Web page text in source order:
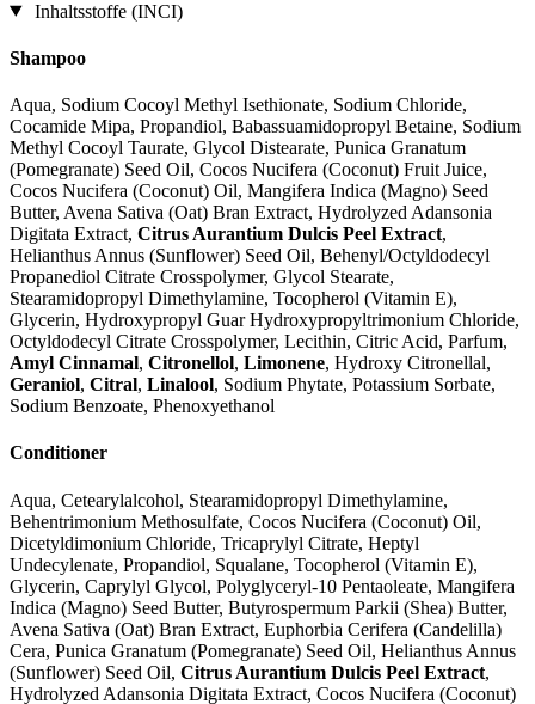
Inhaltsstoffe (INCI)
Shampoo
Aqua, Sodium Cocoyl Methyl Isethionate, Sodium Chloride,
Cocamide Mipa, Propandiol, Babassuamidopropyl Betaine, Sodium
Methyl Cocoyl Taurate, Glycol Distearate, Punica Granatum
(Pomegranate) Seed Oil, Cocos Nucifera (Coconut) Fruit Juice,
Cocos Nucifera (Coconut) Oil, Mangifera Indica (Magno) Seed
Butter, Avena Sativa (Oat) Bran Extract, Hydrolyzed Adansonia
Digitata Extract, Citrus Aurantium Dulcis Peel Extract,
Helianthus Annus (Sunflower) Seed Oil, Behenyl/Octyldodecyl
Propanediol Citrate Crosspolymer, Glycol Stearate,
Stearamidopropyl Dimethylamine, Tocopherol (Vitamin E),
Glycerin, Hydroxypropyl Guar Hydroxypropyltrimonium Chloride,
Octyldodecyl Citrate Crosspolymer, Lecithin, Citric Acid, Parfum,
Amyl Cinnamal, Citronellol, Limonene, Hydroxy Citronellal,
Geraniol, Citral, Linalool, Sodium Phytate, Potassium Sorbate,
Sodium Benzoate, Phenoxyethanol
Conditioner
Aqua, Cetearylalcohol, Stearamidopropyl Dimethylamine,
Behentrimonium Methosulfate, Cocos Nucifera (Coconut) Oil,
Dicetyldimonium Chloride, Tricaprylyl Citrate, Heptyl
Undecylenate, Propandiol, Squalane, Tocopherol (Vitamin E),
Glycerin, Caprylyl Glycol, Polyglyceryl-10 Pentaoleate, Mangifera
Indica (Magno) Seed Butter, Butyrospermum Parkii (Shea) Butter,
Avena Sativa (Oat) Bran Extract, Euphorbia Cerifera (Candelilla)
Cera, Punica Granatum (Pomegranate) Seed Oil, Helianthus Annus
(Sunflower) Seed Oil, Citrus Aurantium Dulcis Peel Extract,
Hydrolyzed Adansonia Digitata Extract, Cocos Nucifera (Coconut)